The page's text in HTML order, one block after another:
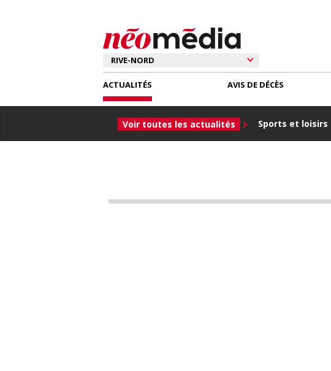
ACTUALITÉS
Voir toutes les actualités Sports et loisirs
AVIS DE DÉCÈS